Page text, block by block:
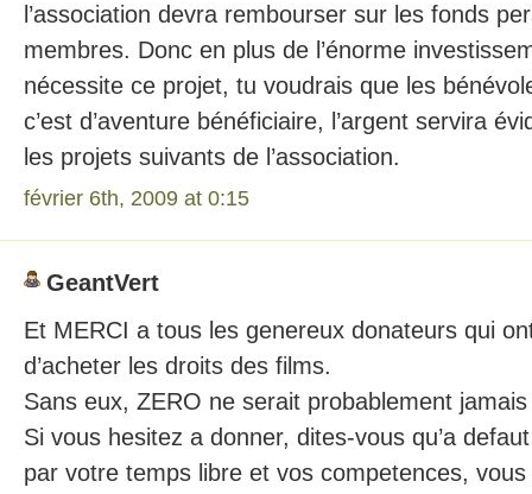
l’association devra rembourser sur les fonds
membres. Donc en plus de l’énorme
nécessite ce projet, tu voudrais que les
c’est d’aventure bénéficiaire, l’argent servira
les projets suivants de l’association.
février 6th, 2009 at 0:15
GeantVert
Et MERCI a tous les genereux donateurs qui
d’acheter les droits des films.
Sans eux, ZERO ne serait probablement jamais
Si vous hesitez a donner, dites-vous qu’a
par votre temps libre et vos competences,